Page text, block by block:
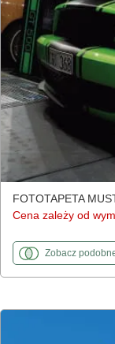
FOTOTAPETA
Cena zależy od
Zobacz